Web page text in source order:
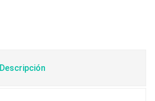
Descripción